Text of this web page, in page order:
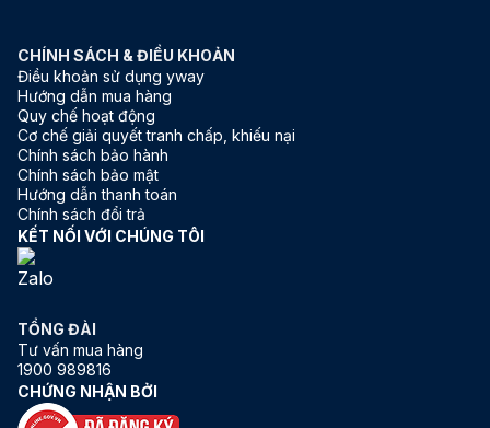
CHÍNH SÁCH & ĐIỀU KHOẢN
Điều khoản sử dụng yway
Hướng dẫn mua hàng
Quy chế hoạt động
Cơ chế giải quyết tranh chấp, khiếu nại
Chính sách bảo hành
Chính sách bảo mật
Hướng dẫn thanh toán
Chính sách đổi trả
KẾT NỐI VỚI CHÚNG TÔI
TỔNG ĐÀI
Tư vấn mua hàng
1900 989816
CHỨNG NHẬN BỞI